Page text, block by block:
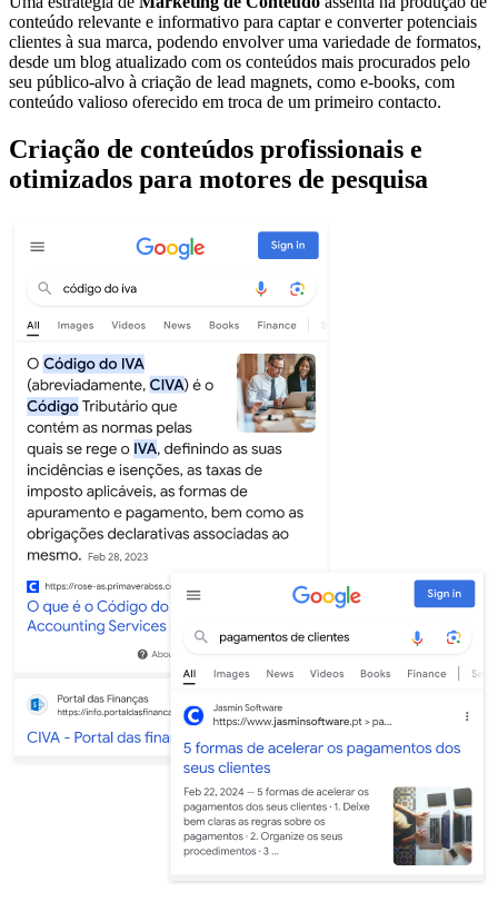
conteúdo relevante e informativo para captar e converter potenciais
clientes à sua marca, podendo envolver uma variedade de formatos,
desde um blog atualizado com os conteúdos mais procurados pelo
seu público-alvo à criação de lead magnets, como e-books, com
conteúdo valioso oferecido em troca de um primeiro contacto.
Criação de conteúdos profissionais e
otimizados para motores de pesquisa